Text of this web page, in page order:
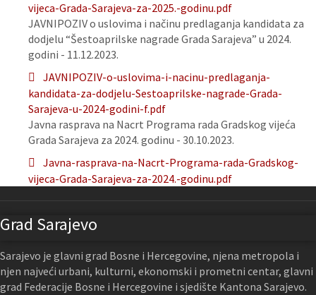
vijeca-Grada-Sarajeva-za-2025.-godinu.pdf
JAVNIPOZIV o uslovima i načinu predlaganja kandidata za
dodjelu “Šestoaprilske nagrade Grada Sarajeva” u 2024.
godini - 11.12.2023.
JAVNIPOZIV-o-uslovima-i-nacinu-predlaganja-
kandidata-za-dodjelu-Sestoaprilske-nagrade-Grada-
Sarajeva-u-2024-godini-f.pdf
Javna rasprava na Nacrt Programa rada Gradskog vijeća
Grada Sarajeva za 2024. godinu - 30.10.2023.
Javna-rasprava-na-Nacrt-Programa-rada-Gradskog-
vijeca-Grada-Sarajeva-za-2024.-godinu.pdf
Grad Sarajevo
Sarajevo je glavni grad Bosne i Hercegovine, njena metropola i
njen najveći urbani, kulturni, ekonomski i prometni centar, glavni
grad Federacije Bosne i Hercegovine i sjedište Kantona Sarajevo.